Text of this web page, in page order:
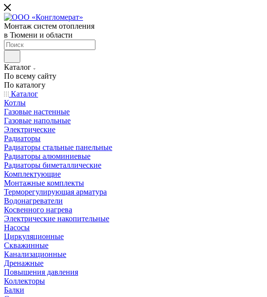
Монтаж систем отопления
в Тюмени и области
Каталог
По всему сайту
По каталогу
Каталог
Котлы
Газовые настенные
Газовые напольные
Электрические
Радиаторы
Радиаторы стальные панельные
Радиаторы алюминиевые
Радиаторы биметаллические
Комплектующие
Монтажные комплекты
Терморегулирующая арматура
Водонагреватели
Косвенного нагрева
Электрические накопительные
Насосы
Циркуляционные
Скважинные
Канализационные
Дренажные
Повышения давления
Коллекторы
Балки